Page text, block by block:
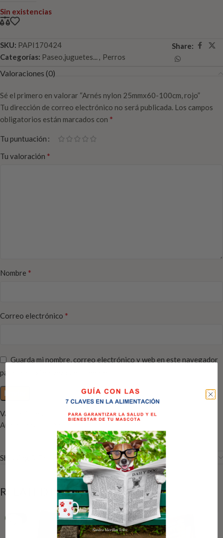
Sin existencias
SKU: PAPI170424
Categorías: Paseo,juguetes... , Perros
Share:
Valoraciones (0)
Valoraciones
Aún no hay reseñas
Sé el primero en valorar “Arnés nylon 25mmx60-100cm, rojo”
Tu dirección de correo electrónico no será publicada. Los campos
obligatorios están marcados con *
Tu puntuación
Tu valoración *
Nombre *
Correo electrónico *
Guarda mi nombre, correo electrónico y web en este navegador
para la próxima vez que comente.
Shipping & Delivery
RELATED PRODUCTS
-17%